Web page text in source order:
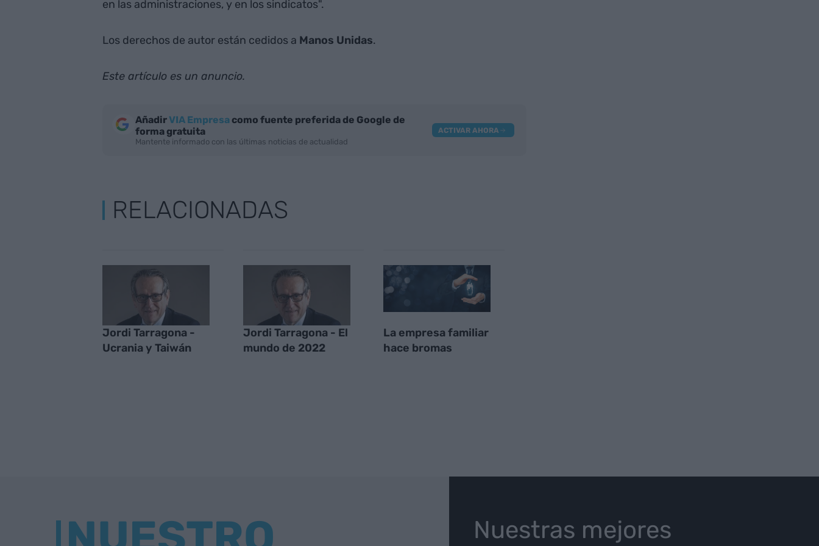
en las administraciones, y en los sindicatos".
Los derechos de autor están cedidos a Manos Unidas.
Este artículo es un anuncio.
AñadirVIA Empresacomo fuente preferida de Google de
forma gratuita
Mantente informado con las últimas noticias de actualidad
ACTIVAR AHORA
RELACIONADAS
Jordi Tarragona -
Ucrania y Taiwán
Jordi Tarragona - El
mundo de 2022
La empresa familiar
hace bromas
Nuestras mejores